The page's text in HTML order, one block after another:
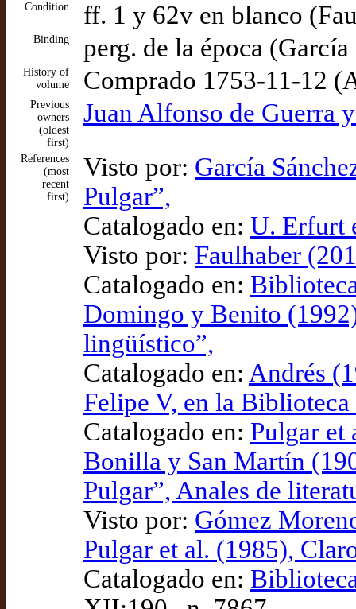
Condition ff. 1 y 62v en blanco
Binding perg. de la época
History of
volume
Comprado 1753-11-12
Previous
owners
(oldest
first)
Juan Alfonso de Guerra
References
(most
recent
first)
Visto por: García
Pulgar”,
Catalogado en: U. Erfurt
Visto por: Faulhaber
Catalogado en:
Domingo y Benito
lingüístico”,
Catalogado en: Andrés
Felipe V, en la
Catalogado en: Pulgar et
Bonilla y San Martín
Pulgar”, Anales de
Visto por: Gómez
Pulgar et al. (1985),
Catalogado en: